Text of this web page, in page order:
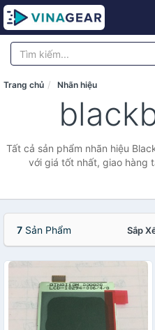
Trang chủ Nhãn hiệu
Tất cả sản phẩm nhãn hiệu
với giá tốt nhất, giao hàng
7 Sản Phẩm Sắp